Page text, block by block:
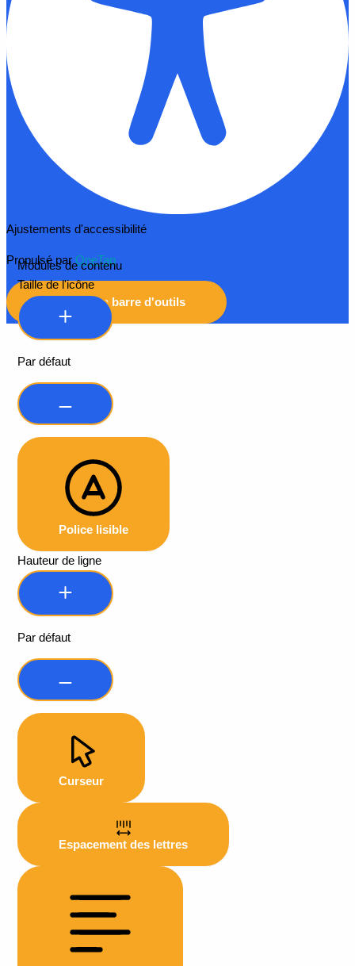
Ajustements d'accessibilité
Propulsé par OneTap
Masquer la barre d'outils
Modules de contenu
Taille de l'icône
Par défaut
Police lisible
Hauteur de ligne
Par défaut
Curseur
Espacement des lettres